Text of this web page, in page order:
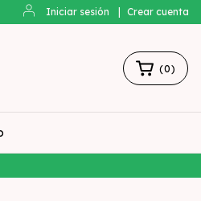
Iniciar sesión Crear cuenta
(0)